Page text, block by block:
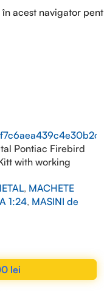
acest navigator
Pontiac Firebird
with working
, MACHETE
1:24, MASINI de
lei